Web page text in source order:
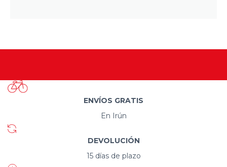
ENVÍOS GRATIS
En Irún
DEVOLUCIÓN
15 días de plazo